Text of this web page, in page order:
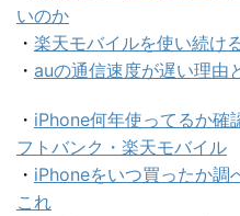
いのか
・ 楽天モバイルを使い続け
・ auの通信速度が遅い理由
・ iPhone何年使ってるか確
フトバンク・楽天モバイル
・ iPhoneをいつ買ったか調
これ